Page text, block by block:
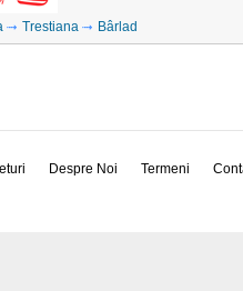
Trestiana Bârlad
Despre Noi Termeni